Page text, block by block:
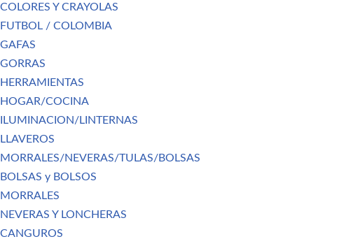
COLORES Y CRAYOLAS
FUTBOL / COLOMBIA
GAFAS
GORRAS
HERRAMIENTAS
HOGAR/COCINA
ILUMINACION/LINTERNAS
LLAVEROS
MORRALES/NEVERAS/TULAS/BOLSAS
BOLSAS y BOLSOS
MORRALES
NEVERAS Y LONCHERAS
CANGUROS